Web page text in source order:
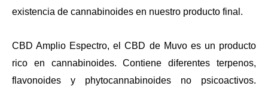
existencia de cannabinoides en nuestro producto final.
CBD Amplio Espectro, el CBD de Muvo es un producto
rico en cannabinoides. Contiene diferentes terpenos,
flavonoides y phytocannabinoides no psicoactivos.